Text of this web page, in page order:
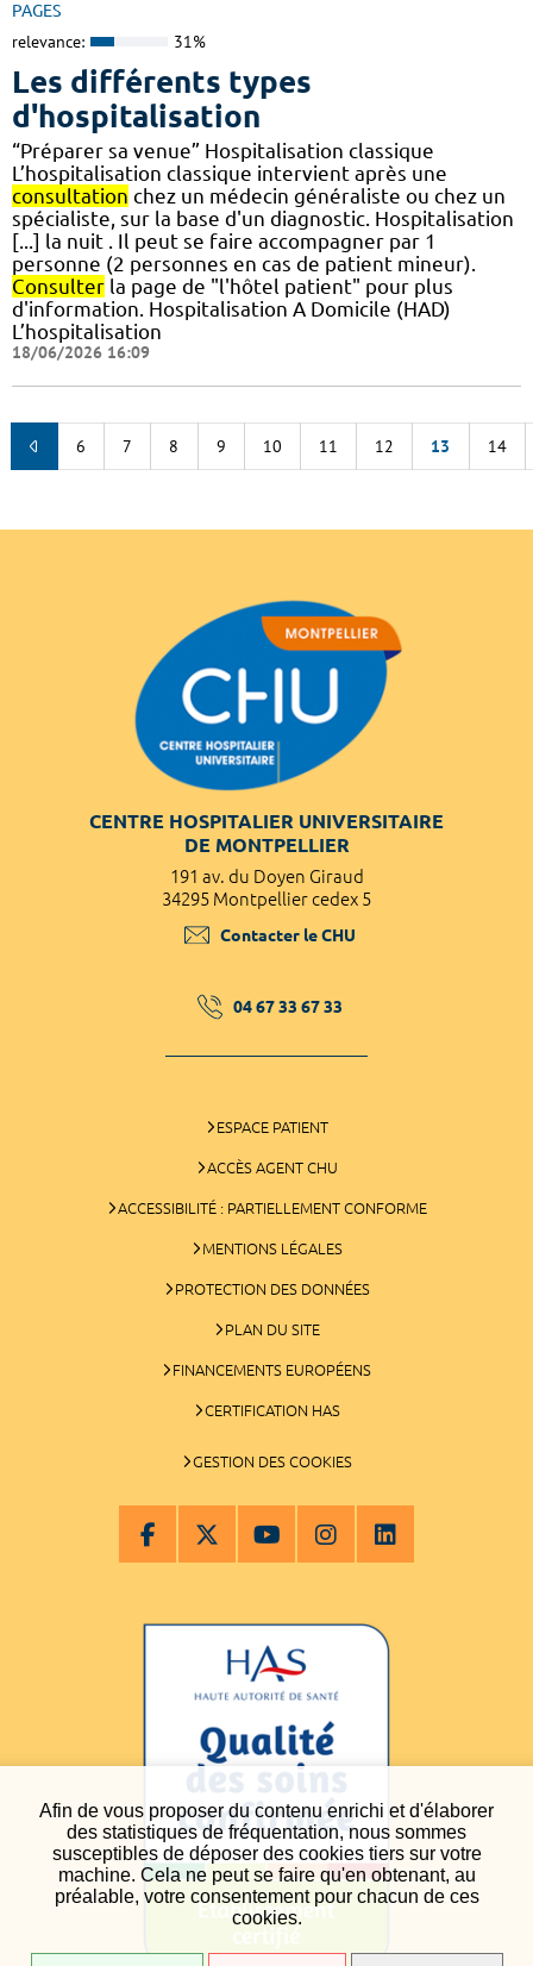
Afin de vous proposer du contenu enrichi et d'élaborer
des statistiques de fréquentation, nous sommes
susceptibles de déposer des cookies tiers sur votre
machine. Cela ne peut se faire qu'en obtenant, au
préalable, votre consentement pour chacun de ces
cookies.
PAGES
relevance: 31%
Les différents types
d'hospitalisation
“Préparer sa venue” Hospitalisation classique
L’hospitalisation classique intervient après une
consultation chez un médecin généraliste ou chez un
spécialiste, sur la base d'un diagnostic. Hospitalisation
[...] la nuit . Il peut se faire accompagner par 1
personne (2 personnes en cas de patient mineur).
Consulter la page de "l'hôtel patient" pour plus
d'information. Hospitalisation A Domicile (HAD)
L’hospitalisation
18/06/2026 16:09
6 7 8 9 10 11 12 13 14
CENTRE HOSPITALIER UNIVERSITAIRE
DE MONTPELLIER
191 av. du Doyen Giraud
34295 Montpellier cedex 5
Contacter le CHU
04 67 33 67 33
ESPACE PATIENT
ACCÈS AGENT CHU
ACCESSIBILITÉ : PARTIELLEMENT CONFORME
MENTIONS LÉGALES
PROTECTION DES DONNÉES
PLAN DU SITE
FINANCEMENTS EUROPÉENS
CERTIFICATION HAS
GESTION DES COOKIES